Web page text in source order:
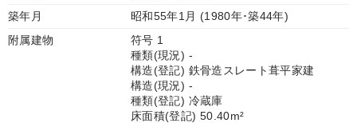
築年月
昭和55年1月 (1980年･築44年)
附属建物
符号 1
種類(現況) -
構造(登記) 鉄骨造スレート葺平家建
構造(現況) -
種類(登記) 冷蔵庫
床面積(登記) 50.40m²